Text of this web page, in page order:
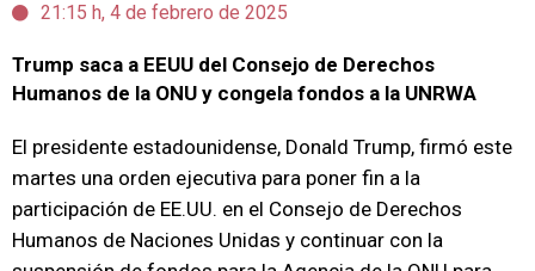
21:15 h, 4 de febrero de 2025
Trump saca a EEUU del Consejo de Derechos
Humanos de la ONU y congela fondos a la UNRWA
El presidente estadounidense, Donald Trump, firmó este
martes una orden ejecutiva para poner fin a la
participación de EE.UU. en el Consejo de Derechos
Humanos de Naciones Unidas y continuar con la